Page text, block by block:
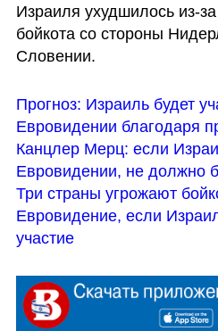
Израиля ухудшилось из-
бойкота со стороны
Словении.
Прогноз: Израиль будет
Евровидении благодаря
Канцлер Мерц: если
Евровидении, не должно
Три страны угрожают
Евровидение, если
участие